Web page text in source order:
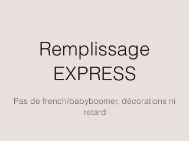
Remplissage
EXPRESS
Pas de french/babyboomer, décorations ni
retard